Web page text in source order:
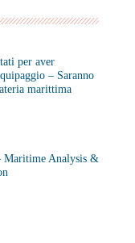
per aver
– Saranno
marittima
Analysis &